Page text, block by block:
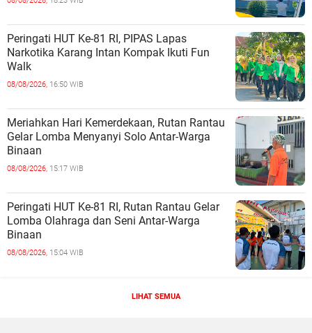
Peringati HUT Ke-81 RI, PIPAS Lapas
Narkotika Karang Intan Kompak Ikuti Fun
Walk
08/08/2026, 16:50 WIB
Meriahkan Hari Kemerdekaan, Rutan Rantau
Gelar Lomba Menyanyi Solo Antar-Warga
Binaan
08/08/2026, 15:17 WIB
Peringati HUT Ke-81 RI, Rutan Rantau Gelar
Lomba Olahraga dan Seni Antar-Warga
Binaan
08/08/2026, 15:04 WIB
LIHAT SEMUA